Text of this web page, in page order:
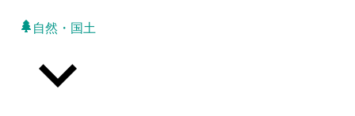
自然・国土